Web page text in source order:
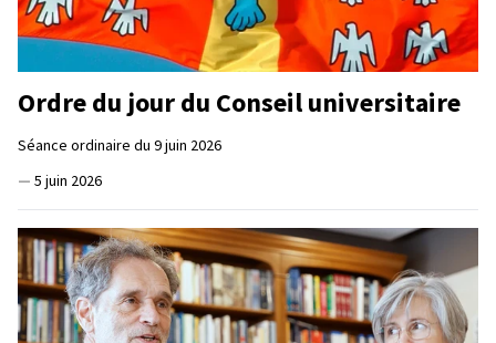
Ordre du jour du Conseil universitaire
Séance ordinaire du 9 juin 2026
— 5 juin 2026